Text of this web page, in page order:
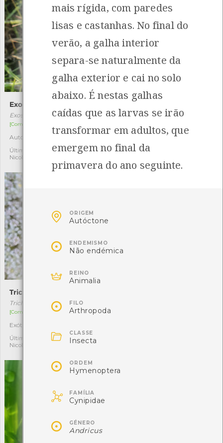
Exosoma lusitanicum
Exosoma lusitanicum
[Comum]
Autóctone
Última observação por:
Nicole Viana
Hylotrupes bajulus
Hylotrupes bajulus
Última observação por:
Trichopoda pictipennis
Trichopoda pictipennis
[Comum]
Exótica
Última observação por:
Nicole Viana
mais rígida, com paredes
lisas e castanhas. No final do
verão, a galha interior
separa-se naturalmente da
galha exterior e cai no solo
abaixo. É nestas galhas
caídas que as larvas se irão
transformar em adultos, que
emergem no final da
primavera do ano seguinte.
 ORIGEM
Autóctone
 ENDEMISMO
Não endémica
 REINO
Animalia
 FILO
Arthropoda
 CLASSE
Insecta
 ORDEM
Hymenoptera
 FAMÍLIA
Cynipidae
 GÉNERO
Andricus